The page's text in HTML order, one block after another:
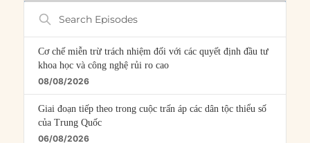
Search
Episodes
Cơ chế miễn trừ trách nhiệm đối với các quyết định đầu tư
khoa học và công nghệ rủi ro cao
08/08/2026
Giai đoạn tiếp theo trong cuộc trấn áp các dân tộc thiểu số
của Trung Quốc
06/08/2026